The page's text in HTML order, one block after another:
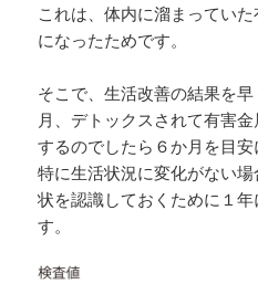
これは、体内に溜まってい
になったためです。
そこで、生活改善の結果を
月、デトックスされて有害
するのでしたら６か月を目安
特に生活状況に変化がない
状を認識しておくために１
す。